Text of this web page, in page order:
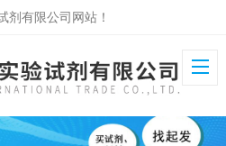
剂有限公司网站！